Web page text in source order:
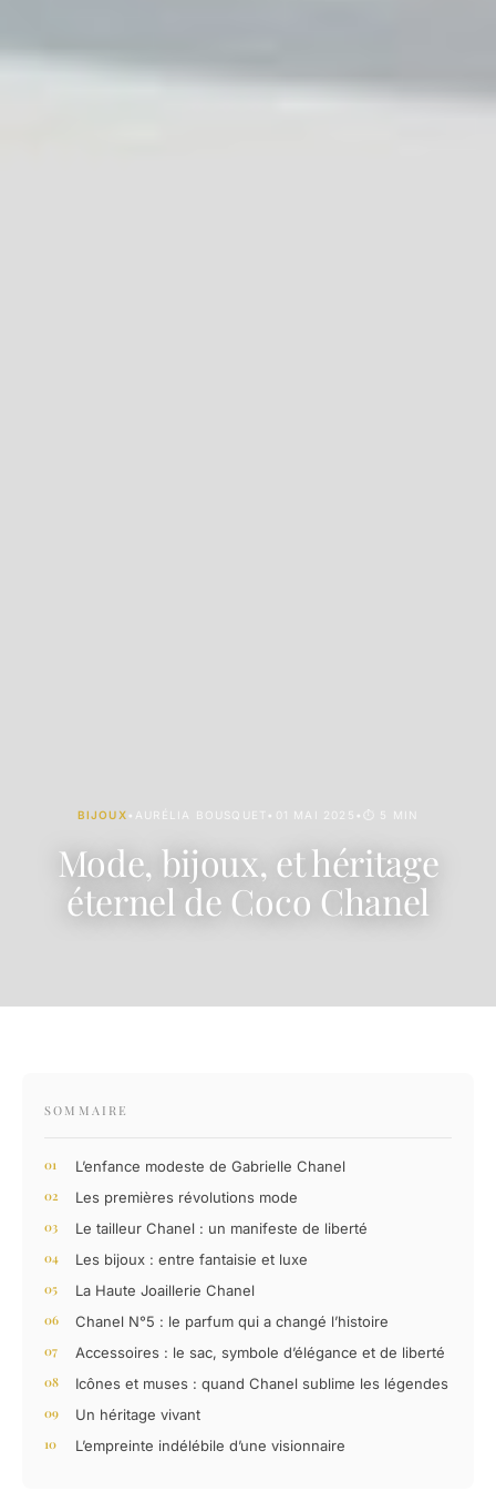
BIJOUX • AURÉLIA BOUSQUET • 01 MAI 2025 • ⏱ 5 MIN
Mode, bijoux, et héritage
éternel de Coco Chanel
SOMMAIRE
L’enfance modeste de Gabrielle Chanel
Les premières révolutions mode
Le tailleur Chanel : un manifeste de liberté
Les bijoux : entre fantaisie et luxe
La Haute Joaillerie Chanel
Chanel N°5 : le parfum qui a changé l’histoire
Accessoires : le sac, symbole d’élégance et de liberté
Icônes et muses : quand Chanel sublime les légendes
Un héritage vivant
L’empreinte indélébile d’une visionnaire